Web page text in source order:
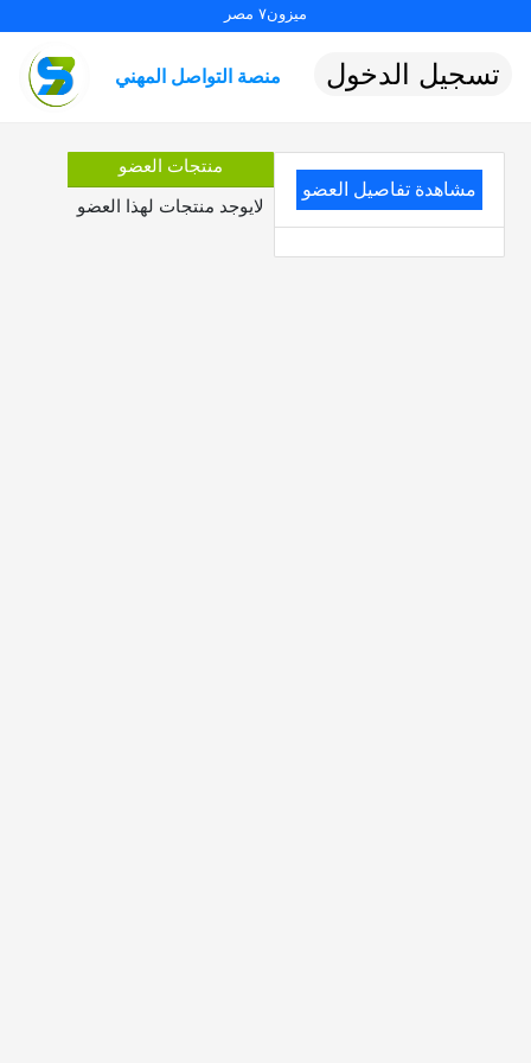
ميزون٧ مصر
منصة التواصل المهني تسجيل الدخول
مشاهدة تفاصيل العضو
منتجات العضو
لايوجد منتجات لهذا العضو